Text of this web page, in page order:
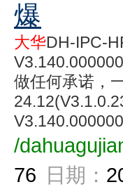
爆
大华DH-IPC-
做任何承诺，
/
76 日期：